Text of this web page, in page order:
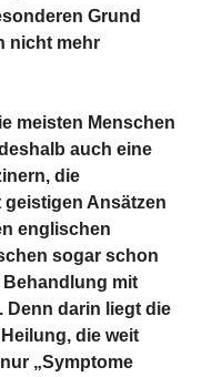
Grund
nicht mehr
meisten Menschen
auch eine
die
Ansätzen
englischen
sogar schon
mit
Denn darin liegt die
die weit
„Symptome